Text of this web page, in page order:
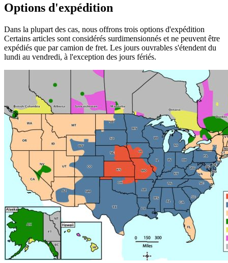
Options d'expédition
Dans la plupart des cas, nous offrons trois options d'expédition
Certains articles sont considérés surdimensionnés et ne peuvent être
expédiés que par camion de fret. Les jours ouvrables s'étendent du
lundi au vendredi, à l'exception des jours fériés.